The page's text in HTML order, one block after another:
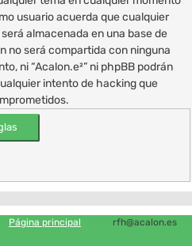
usuario acuerda que cualquier
almacenada en una base de
no será compartida con ninguna
ni “Acalon.e²” ni phpBB podrán
intento de hacking que
Página principal rfh@acalon.es